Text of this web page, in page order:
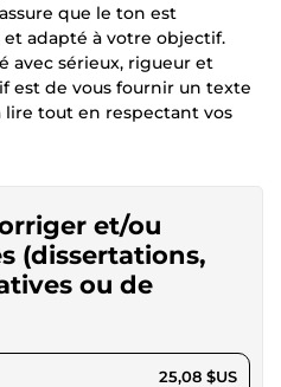
que le ton est
adapté à votre objectif.
avec sérieux, rigueur et
est de vous fournir un texte
tout en respectant vos
et/ou
(dissertations,
ou de
$US 25,08 $US